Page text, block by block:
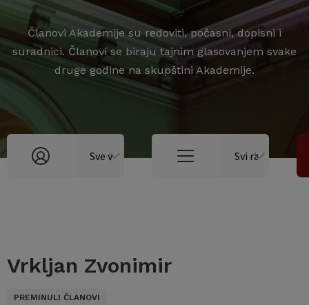
Članovi Akademije su redoviti, počasni, dopisni i
suradnici. Članovi se biraju tajnim glasovanjem svake
druge godine na skupštini Akademije.
Vrkljan Zvonimir
PREMINULI ČLANOVI